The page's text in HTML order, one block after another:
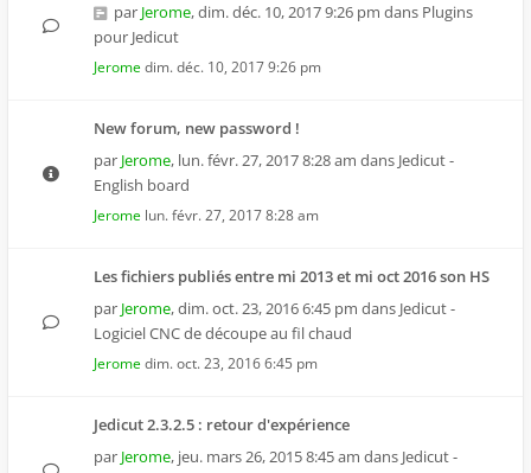
par Jerome,dim. déc. 10, 2017 9:26 pm dans Plugins
pour Jedicut
Jeromedim. déc. 10, 2017 9:26 pm
New forum, new password !
par Jerome, lun. févr. 27, 2017 8:28 am dans Jedicut -
English board
Jerome lun. févr. 27, 2017 8:28 am
Les fichiers publiés entre mi 2013 et mi oct 2016 son HS
par Jerome,dim. oct. 23, 2016 6:45 pm dans Jedicut -
Logiciel CNC de découpe au fil chaud
Jeromedim. oct. 23, 2016 6:45 pm
Jedicut 2.3.2.5 : retour d'expérience
par Jerome, jeu. mars 26, 2015 8:45 am dans Jedicut -